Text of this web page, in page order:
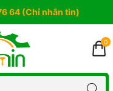
64 (Chỉ nhắn tin)
0